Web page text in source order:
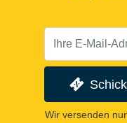
Wir versenden